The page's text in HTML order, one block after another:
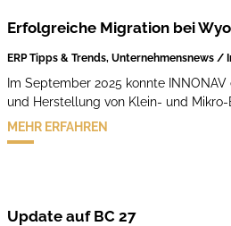
Erfolgreiche Migration bei
ERP Tipps & Trends, Unternehmensnews /
Im September 2025 konnte
und Herstellung von Klein- und
MEHR ERFAHREN
Update auf BC 27